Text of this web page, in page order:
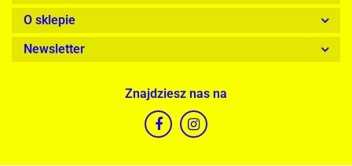
O sklepie
Newsletter
Znajdziesz nas na